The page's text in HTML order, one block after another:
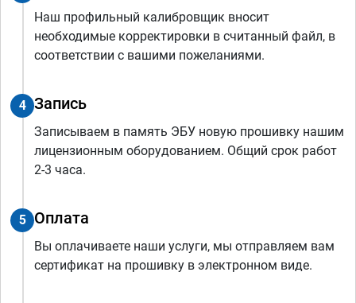
Наш профильный калибровщик вносит
необходимые корректировки в считанный файл, в
соответствии с вашими пожеланиями.
4 Запись
Записываем в память ЭБУ новую прошивку нашим
лицензионным оборудованием. Общий срок работ
2-3 часа.
5 Оплата
Вы оплачиваете наши услуги, мы отправляем вам
сертификат на прошивку в электронном виде.